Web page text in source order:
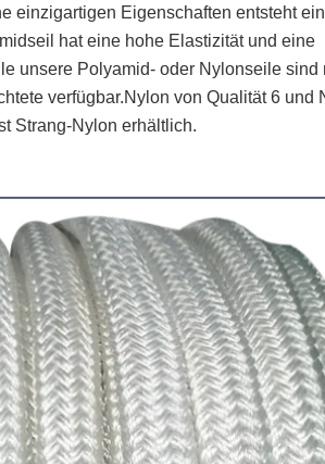
einzigartigen Eigenschaften entsteht
hat eine hohe Elastizität und eine
unsere Polyamid- oder Nylonseile sind
verfügbar.Nylon von Qualität 6 und
Strang-Nylon erhältlich.